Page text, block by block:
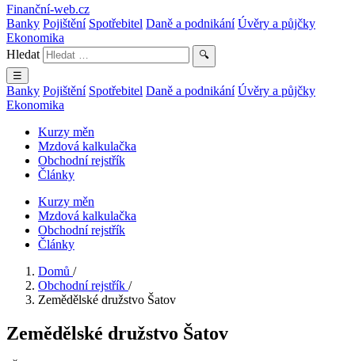
Finanční-web.cz
Banky Pojištění Spotřebitel Daně a podnikání Úvěry a půjčky
Ekonomika
Hledat
🔍
☰
Banky Pojištění Spotřebitel Daně a podnikání Úvěry a půjčky
Ekonomika
Kurzy měn
Mzdová kalkulačka
Obchodní rejstřík
Články
Kurzy měn
Mzdová kalkulačka
Obchodní rejstřík
Články
Domů /
Obchodní rejstřík /
Zemědělské družstvo Šatov
Zemědělské družstvo Šatov